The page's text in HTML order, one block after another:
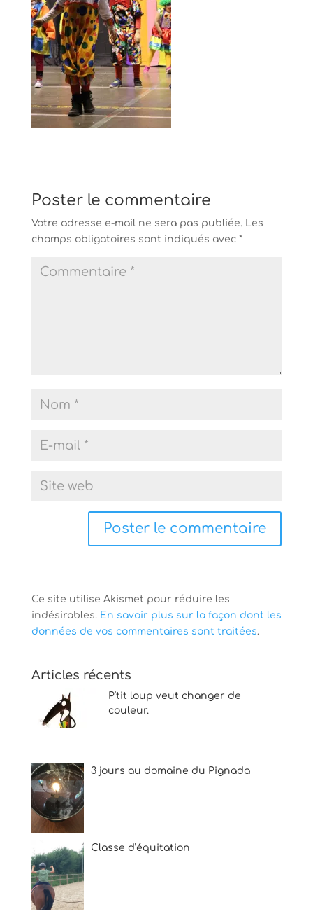
Poster le commentaire
Votre adresse e-mail ne sera pas publiée. Les
champs obligatoires sont indiqués avec *
Ce site utilise Akismet pour réduire les
indésirables. En savoir plus sur la façon dont les
données de vos commentaires sont traitées.
Articles récents
P’tit loup veut changer de
couleur.
3 jours au domaine du Pignada
Classe d’équitation